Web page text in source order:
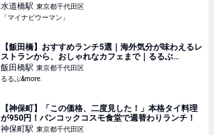
水道橋駅 東京都千代田区
「マイナビウーマン」
【飯田橋】おすすめランチ5選｜海外気分が味わえるレ
ストランから、おしゃれなカフェまで｜るるぶ
&more.
飯田橋駅 東京都千代田区
るるぶ&more.
【神保町】「この価格、二度見した！」本格タイ料理
が950円！バンコックコスモ食堂で週替わりランチ！
神保町駅 東京都千代田区